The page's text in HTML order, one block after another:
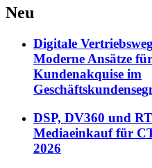
Neu
Digitale
Moderne Ansätze
Kundenakquise im
DSP, DV360 und
Mediaeinkauf für
2026